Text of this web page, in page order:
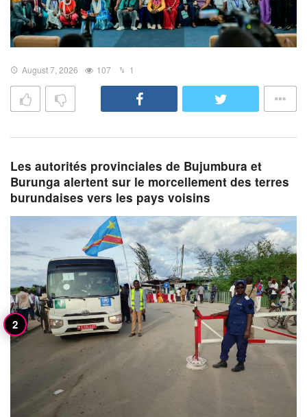
August 7, 2026 107 1
Les autorités provinciales de Bujumbura et
Burunga alertent sur le morcellement des terres
burundaises vers les pays voisins